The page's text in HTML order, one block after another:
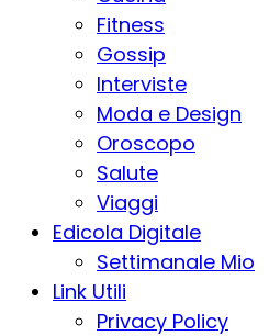
Fitness
Gossip
Interviste
Moda e Design
Oroscopo
Salute
Viaggi
Edicola Digitale
Settimanale Mio
Link Utili
Privacy Policy